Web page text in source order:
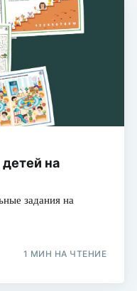
на
задания на
1 МИН НА ЧТЕНИЕ